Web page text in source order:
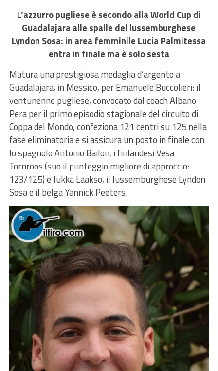
L’azzurro pugliese è secondo alla World Cup di
Guadalajara alle spalle del lussemburghese
Lyndon Sosa: in area femminile Lucia Palmitessa
entra in finale ma è solo sesta
Matura una prestigiosa medaglia d’argento a
Guadalajara, in Messico, per Emanuele Buccolieri: il
ventunenne pugliese, convocato dal coach Albano
Pera per il primo episodio stagionale del circuito di
Coppa del Mondo, confeziona 121 centri su 125 nella
fase eliminatoria e si assicura un posto in finale con
lo spagnolo Antonio Bailon, i finlandesi Vesa
Tornroos (suo il punteggio migliore di approccio:
123/125) e Jukka Laakso, il lussemburghese Lyndon
Sosa e il belga Yannick Peeters.